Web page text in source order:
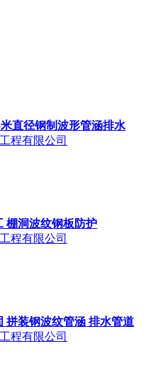
直径钢制波形管涵排水
程有限公司
棚洞波纹钢板防护
程有限公司
拼装钢波纹管涵 排水管道
程有限公司